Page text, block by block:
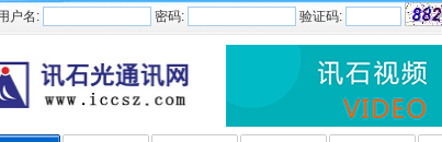
户名: 密码: 验证码: